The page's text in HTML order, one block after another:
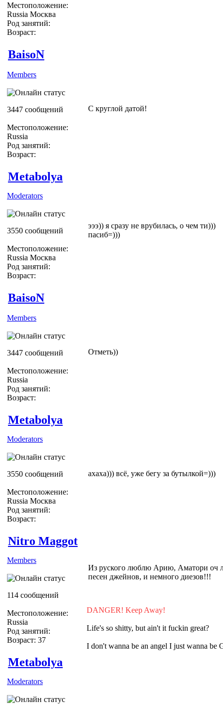
Местоположение:
Russia Москва
Род занятий:
Возраст:
BaisoN
Members
3447 сообщений
Местоположение:
Russia
Род занятий:
Возраст:
С круглой датой!
Metabolya
Moderators
3550 сообщений
Местоположение:
Russia Москва
Род занятий:
Возраст:
эээ)) я сразу не врубилась, о чем ти)))
пасиб=)))
BaisoN
Members
3447 сообщений
Местоположение:
Russia
Род занятий:
Возраст:
Отметь))
Metabolya
Moderators
3550 сообщений
Местоположение:
Russia Москва
Род занятий:
Возраст:
ахаха))) всё, уже бегу за бутылкой=)))
Nitro Maggot
Members
114 сообщений
Местоположение:
Russia
Род занятий:
Возраст: 37
Из руского люблю Арию, Аматори оч
песен джейнов, и немного диезов!!!
DANGER! Keep Away!
Life's so shitty, but ain't it fuckin great?
I don't wanna be an angel I just wanna be
Metabolya
Moderators